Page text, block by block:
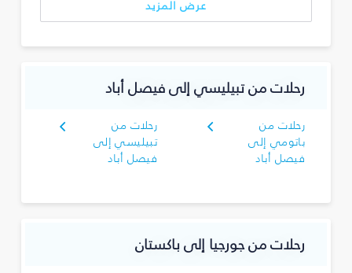
عرض المزيد
رحلات من تبيليسي إلى فيصل أباد
رحلات من
باتومي إلى
فيصل أباد
رحلات من
تبيليسي إلى
فيصل أباد
رحلات من جورجيا إلى باكستان